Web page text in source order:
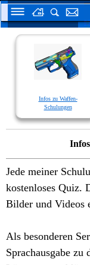
Infos zu Waffen-
Schulungen
Jede meiner
kostenloses Quiz.
Bilder und Videos
Als besonderen
Sprachausgabe zu